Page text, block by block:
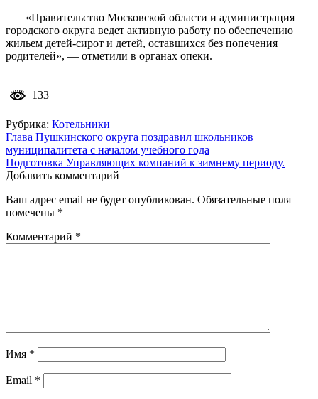
«Правительство Московской области и администрация
городского округа ведет активную работу по обеспечению
жильем детей-сирот и детей, оставшихся без попечения
родителей», — отметили в органах опеки.
133
Рубрика: Котельники
Навигация
по
записям
Глава Пушкинского округа поздравил школьников
муниципалитета с началом учебного года
Подготовка Управляющих компаний к зимнему периоду.
Добавить комментарий
Ваш адрес email не будет опубликован. Обязательные поля
помечены *
Комментарий *
Имя *
Email *